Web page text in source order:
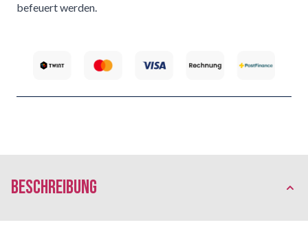
befeuert werden.
Beschreibung